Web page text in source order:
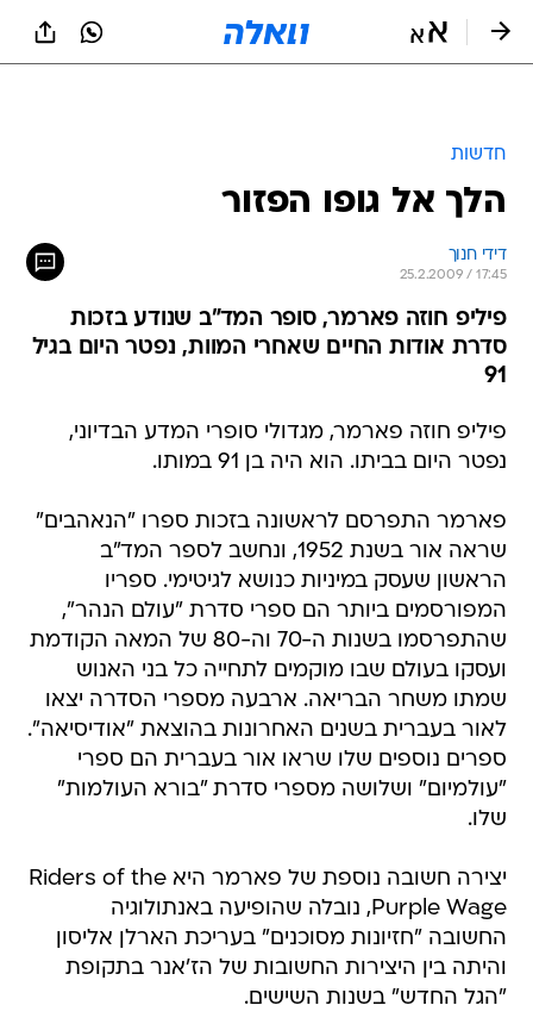
חדשות
הלך אל גופו הפזור
דידי חנוך
25.2.2009 / 17:45
פיליפ חוזה פארמר, סופר המד"ב שנודע בזכות
סדרת אודות החיים שאחרי המוות, נפטר היום בגיל
91
פיליפ חוזה פארמר, מגדולי סופרי המדע הבדיוני,
נפטר היום בביתו. הוא היה בן 91 במותו.
פארמר התפרסם לראשונה בזכות ספרו "הנאהבים"
שראה אור בשנת 1952, ונחשב לספר המד"ב
הראשון שעסק במיניות כנושא לגיטימי. ספריו
המפורסמים ביותר הם ספרי סדרת "עולם הנהר",
שהתפרסמו בשנות ה-70 וה-80 של המאה הקודמת
ועסקו בעולם שבו מוקמים לתחייה כל בני האנוש
שמתו משחר הבריאה. ארבעה מספרי הסדרה יצאו
לאור בעברית בשנים האחרונות בהוצאת "אודיסיאה".
ספרים נוספים שלו שראו אור בעברית הם ספרי
"עולמיום" ושלושה מספרי סדרת "בורא העולמות"
שלו.
יצירה חשובה נוספת של פארמר היא Riders of the
Purple Wage, נובלה שהופיעה באנתולוגיה
החשובה "חזיונות מסוכנים" בעריכת הארלן אליסון
והיתה בין היצירות החשובות של הז'אנר בתקופת
"הגל החדש" בשנות השישים.